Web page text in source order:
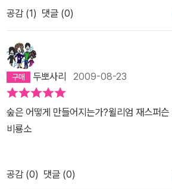
을 맞기오 하고...하지만 이건 모두 숲이 자라
숲의 탄생, 야생동물들의 보금자리...메사추
숲들은 모두 이렇게 자라리라...단지 나무의
금 달라질뿐...아 정말 이런 책은 저자의 양해
그림이나 동물이름같은 것 수정해서 나왔으
에서 볼 수 있는 나무들로 숲의 탄생과 성장
데...끊이지 않는 생명의 순환을 아이들은 이
공감 (1) 댓글 (0)
두뽀사리 2009-08-23
숲은 어떻게 만들어지는가?윌리엄 재스퍼
비룡소
공감 (0) 댓글 (0)